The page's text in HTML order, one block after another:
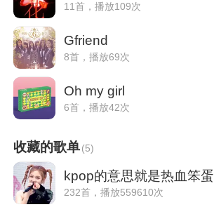
11首，播放109次
Gfriend
8首，播放69次
Oh my girl
6首，播放42次
收藏的歌单(5)
kpop的意思就是热血笨蛋
232首，播放559610次